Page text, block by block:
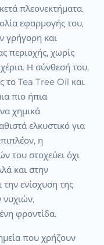
πλεονεκτήματα.
εφαρμογής του,
γρήγορη και
περιοχής, χωρίς
Η σύνθεσή του,
το Tea Tree Oil και
πιο ήπια
χημικά
ελκυστικό για
η
του στοχεύει όχι
και στην
ενίσχυση της
νυχιών,
φροντίδα.
που χρήζουν